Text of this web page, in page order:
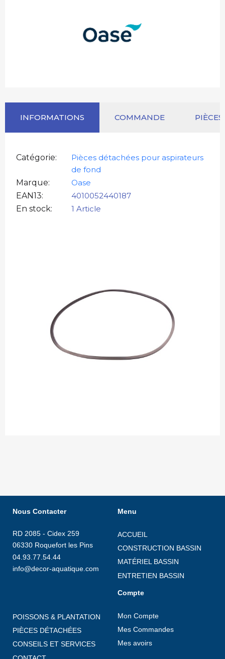
INFORMATIONS COMMANDE
Catégorie
Pièces détachées pour aspirateurs
de fond
Marque
Oase
EAN13
4010052440187
En stock
1 Article
Nous Contacter
RD 2085 - Cidex 259
06330 Roquefort les Pins
04.93.77.54.44
info@decor-aquatique.com
Menu
ACCUEIL
CONSTRUCTION BASSIN
MATÉRIEL BASSIN
ENTRETIEN BASSIN
POISSONS & PLANTATION
PIÈCES DÉTACHÉES
CONSEILS ET SERVICES
Compte
Mon Compte
Mes Commandes
Mes avoirs